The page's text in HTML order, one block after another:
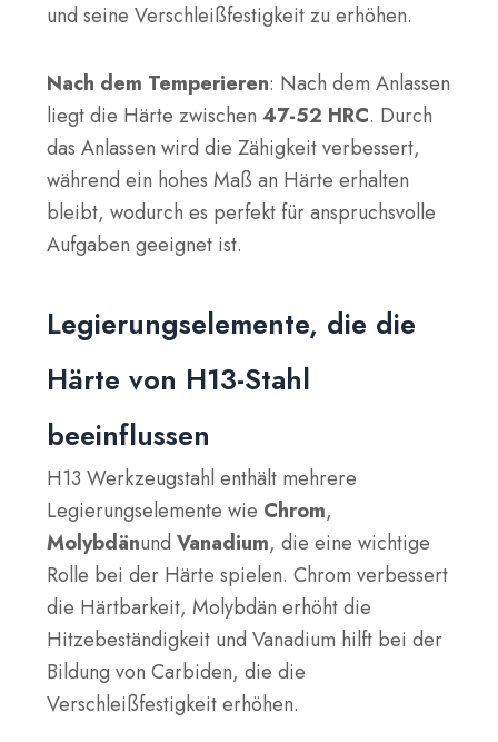
und seine Verschleißfestigkeit zu erhöhen.
Nach dem Temperieren: Nach dem Anlassen
liegt die Härte zwischen47-52 HRC. Durch
das Anlassen wird die Zähigkeit verbessert,
während ein hohes Maß an Härte erhalten
bleibt, wodurch es perfekt für anspruchsvolle
Aufgaben geeignet ist.
Legierungselemente, die die
Härte von H13-Stahl
beeinflussen
H13 Werkzeugstahl enthält mehrere
Legierungselemente wie Chrom,
MolybdänundVanadium, die eine wichtige
Rolle bei der Härte spielen. Chrom verbessert
die Härtbarkeit, Molybdän erhöht die
Hitzebeständigkeit und Vanadium hilft bei der
Bildung von Carbiden, die die
Verschleißfestigkeit erhöhen.